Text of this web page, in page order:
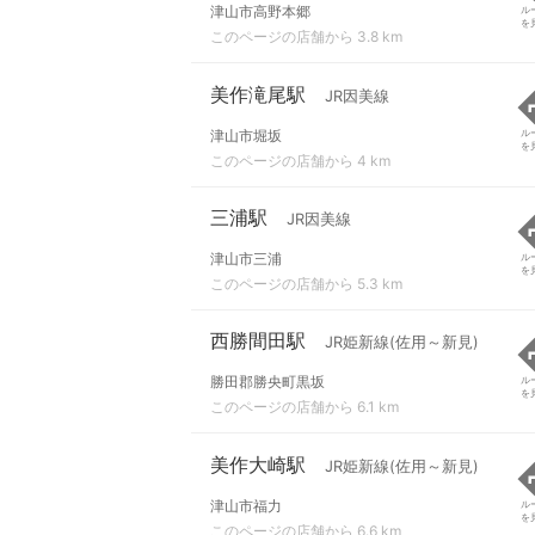
津山市高野本郷
このページの店舗から 3.8 km
ル
を
美作滝尾駅 JR因美線
津山市堀坂
このページの店舗から 4 km
ル
を
三浦駅 JR因美線
津山市三浦
このページの店舗から 5.3 km
ル
を
西勝間田駅 JR姫新線(佐用～新見)
勝田郡勝央町黒坂
このページの店舗から 6.1 km
ル
を
美作大崎駅 JR姫新線(佐用～新見)
津山市福力
このページの店舗から 6.6 km
ル
を